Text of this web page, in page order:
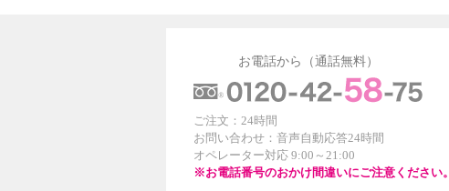
お電話から（通話無料）
ご注文：24時間
お問い合わせ：音声自動応答24時間
オペレーター対応 9:00～21:00
※お電話番号のおかけ間違いにご注意ください。